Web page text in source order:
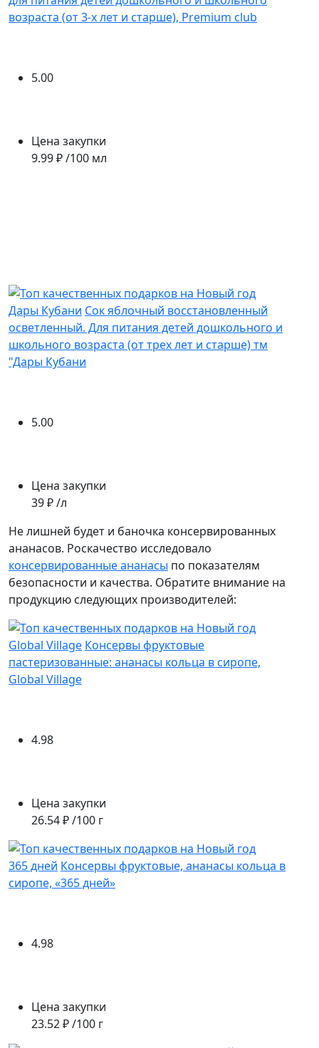
возраста (от 3-х лет и старше), Premium club
5.00
Цена закупки
9.99 ₽ /100 мл
Дары Кубани Сок яблочный восстановленный
осветленный. Для питания детей дошкольного и
школьного возраста (от трех лет и старше) тм
"Дары Кубани
5.00
Цена закупки
39 ₽ /л
Не лишней будет и баночка консервированных
ананасов. Роскачество исследовало
консервированные ананасы по показателям
безопасности и качества. Обратите внимание на
продукцию следующих производителей:
Global Village Консервы фруктовые
пастеризованные: ананасы кольца в сиропе,
Global Village
4.98
Цена закупки
26.54 ₽ /100 г
365 дней Консервы фруктовые, ананасы кольца в
сиропе, «365 дней»
4.98
Цена закупки
23.52 ₽ /100 г